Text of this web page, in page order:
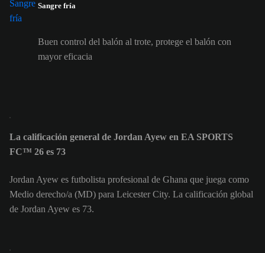
Sangre fría
Buen control del balón al trote, protege el balón con
mayor eficacia
La calificación general de Jordan Ayew en EA SPORTS
FC™ 26 es 73
Jordan Ayew es futbolista profesional de Ghana que juega como
Medio derecho/a (MD) para Leicester City. La calificación global
de Jordan Ayew es 73.